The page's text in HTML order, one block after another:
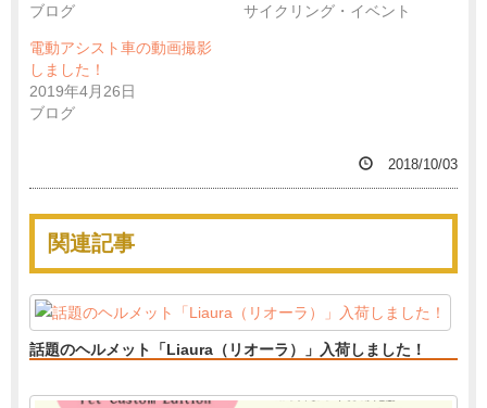
ブログ
サイクリング・イベント
電動アシスト車の動画撮影
しました！
2019年4月26日
ブログ
2018/10/03
関連記事
話題のヘルメット「Liaura（リオーラ）」入荷しました！